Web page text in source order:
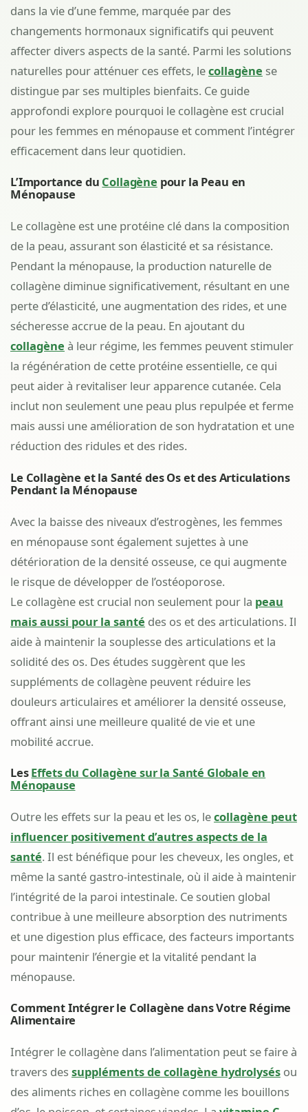
dans la vie d’une femme, marquée par des
changements hormonaux significatifs qui peuvent
affecter divers aspects de la santé. Parmi les solutions
naturelles pour atténuer ces effets, lecollagène se
distingue par ses multiples bienfaits. Ce guide
approfondi explore pourquoi le collagène est crucial
pour les femmes en ménopause et comment l’intégrer
efficacement dans leur quotidien.
L’Importance du Collagène pour la Peau en
Ménopause
Le collagène est une protéine clé dans la composition
de la peau, assurant son élasticité et sa résistance.
Pendant la ménopause, la production naturelle de
collagène diminue significativement, résultant en une
perte d’élasticité, une augmentation des rides, et une
sécheresse accrue de la peau. En ajoutant du
collagène à leur régime, les femmes peuvent stimuler
la régénération de cette protéine essentielle, ce qui
peut aider à revitaliser leur apparence cutanée. Cela
inclut non seulement une peau plus repulpée et ferme
mais aussi une amélioration de son hydratation et une
réduction des ridules et des rides.
Le Collagène et la Santé des Os et des Articulations
Pendant la Ménopause
Avec la baisse des niveaux d’estrogènes, les femmes
en ménopause sont également sujettes à une
détérioration de la densité osseuse, ce qui augmente
le risque de développer de l’ostéoporose.
Le collagène est crucial non seulement pour la peau
mais aussi pour la santé des os et des articulations. Il
aide à maintenir la souplesse des articulations et la
solidité des os. Des études suggèrent que les
suppléments de collagène peuvent réduire les
douleurs articulaires et améliorer la densité osseuse,
offrant ainsi une meilleure qualité de vie et une
mobilité accrue.
LesEffets du Collagène sur la Santé Globale en
Ménopause
Outre les effets sur la peau et les os, lecollagène peut
influencer positivement d’autres aspects de la
santé. Il est bénéfique pour les cheveux, les ongles, et
même la santé gastro-intestinale, où il aide à maintenir
l’intégrité de la paroi intestinale. Ce soutien global
contribue à une meilleure absorption des nutriments
et une digestion plus efficace, des facteurs importants
pour maintenir l’énergie et la vitalité pendant la
ménopause.
Comment Intégrer le Collagène dans Votre Régime
Alimentaire
Intégrer le collagène dans l’alimentation peut se faire à
travers des suppléments de collagène hydrolysés ou
des aliments riches en collagène comme les bouillons